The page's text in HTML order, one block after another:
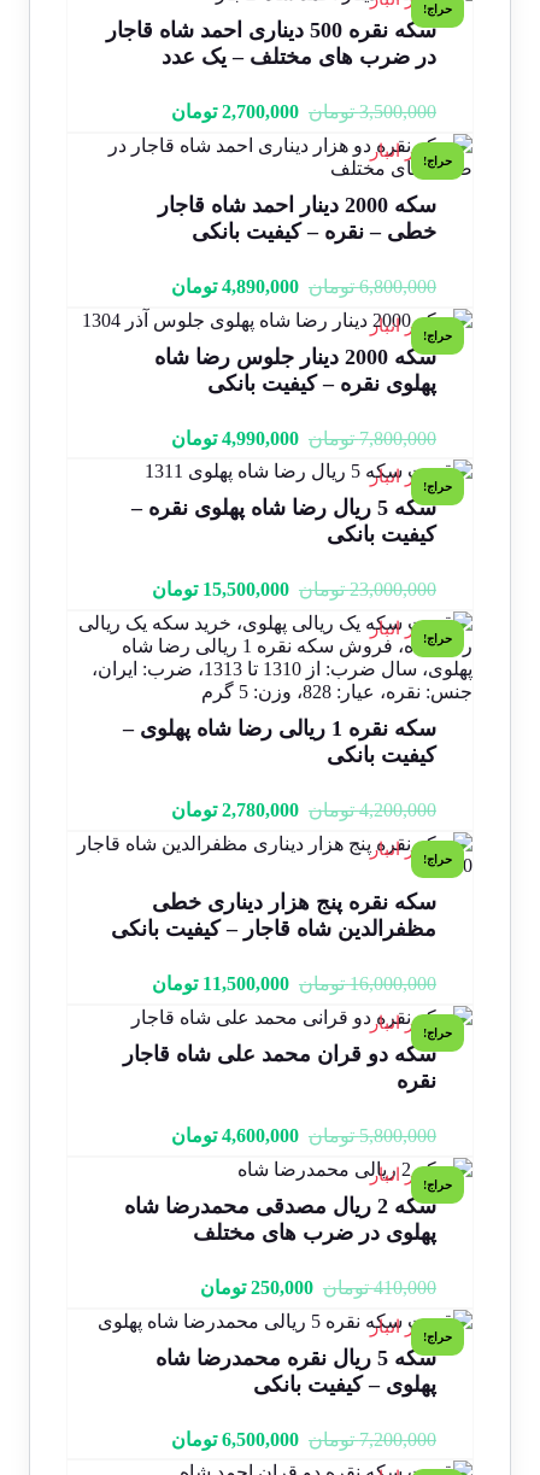
حراج!
سکه نقره 500 دیناری احمد شاه قاجار
در ضرب های مختلف – یک عدد
3,500,000 تومان 2,700,000 تومان
حراج!
سکه 2000 دینار احمد شاه قاجار
خطی – نقره – کیفیت بانکی
6,800,000 تومان 4,890,000 تومان
حراج!
سکه 2000 دینار جلوس رضا شاه
پهلوی نقره – کیفیت بانکی
7,800,000 تومان 4,990,000 تومان
حراج!
1 در انبار
سکه 5 ریال رضا شاه پهلوی نقره –
کیفیت بانکی
23,000,000 تومان 15,500,000 تومان
حراج!
1 در انبار
سکه نقره 1 ریالی رضا شاه پهلوی –
کیفیت بانکی
4,200,000 تومان 2,780,000 تومان
حراج!
سکه نقره پنج هزار دیناری خطی
مظفرالدین شاه قاجار – کیفیت بانکی
16,000,000 تومان 11,500,000 تومان
حراج!
سکه دو قران محمد علی شاه قاجار
نقره
5,800,000 تومان 4,600,000 تومان
حراج!
سکه 2 ریال مصدقی محمدرضا شاه
پهلوی در ضرب های مختلف
410,000 تومان 250,000 تومان
حراج!
سکه 5 ریال نقره محمدرضا شاه
پهلوی – کیفیت بانکی
7,200,000 تومان 6,500,000 تومان